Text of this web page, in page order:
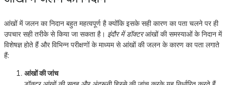
आंखों में जलन का निदान बहुत महत्वपूर्ण है क्योंकि इसके सही कारण का पता चलने पर ही
उपचार सही तरीके से किया जा सकता है। इंदौर में डॉक्टरआंखों की समस्याओं के निदान में
विशेषज्ञ होते हैं और विभिन्न परीक्षणों के माध्यम से आंखों की जलन के कारण का पता लगाते
हैं:
आंखों की जांच